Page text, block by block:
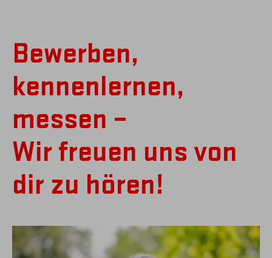
Bewerben,
kennenlernen,
messen –
Wir freuen uns von
dir zu hören!